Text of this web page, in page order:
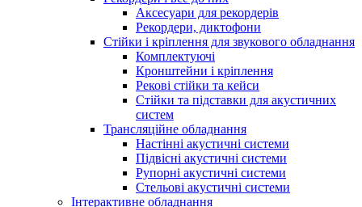
Аксесуари для рекордерів
Рекордери, диктофони
Стійки і кріплення для звукового обладнання
Комплектуючі
Кронштейни і кріплення
Рекові стійки та кейси
Стійки та підставки для акустичних
систем
Трансляційне обладнання
Настінні акустичні системи
Підвісні акустичні системи
Рупорні акустичні системи
Стельові акустичні системи
Інтерактивне обладнання